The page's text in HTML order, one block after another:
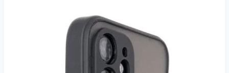
à
249,90€